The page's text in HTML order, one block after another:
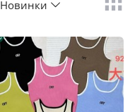
Новинки